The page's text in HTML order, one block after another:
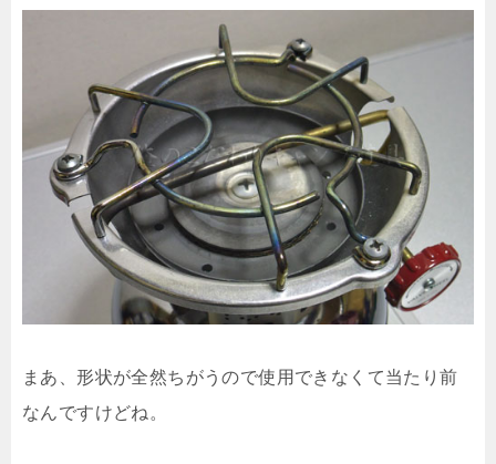
まあ、形状が全然ちがうので使用できなくて当たり前
なんですけどね。